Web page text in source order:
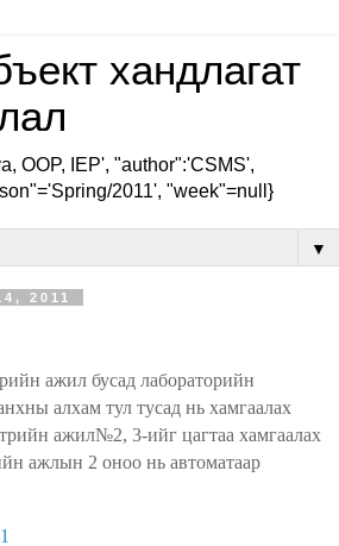
хандлагат
OOP, IEP', "author":'CSMS',
2011', "week"=null}
▼
2011
ажил бусад лабораторийн
алхам тул тусад нь хамгаалах
ажил№2, 3-ийг цагтаа хамгаалах
ажлын 2 оноо нь автоматаар